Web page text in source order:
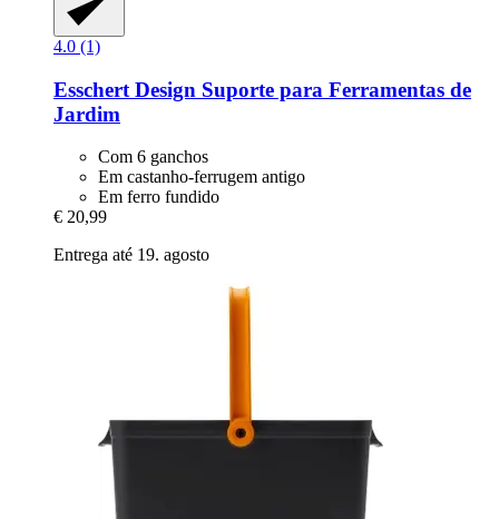
4.0 (1)
Esschert Design Suporte para Ferramentas de
Jardim
Com 6 ganchos
Em castanho-ferrugem antigo
Em ferro fundido
€ 20,99
Entrega até 19. agosto